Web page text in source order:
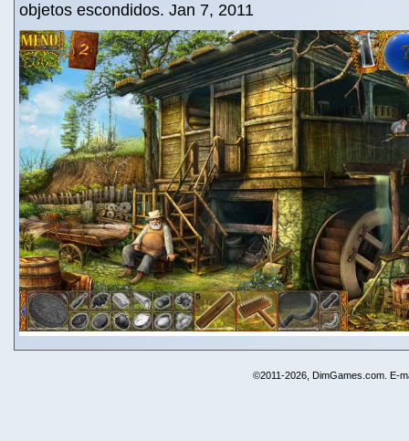
objetos escondidos. Jan 7, 2011
©2011-2026, DimGames.com. E-